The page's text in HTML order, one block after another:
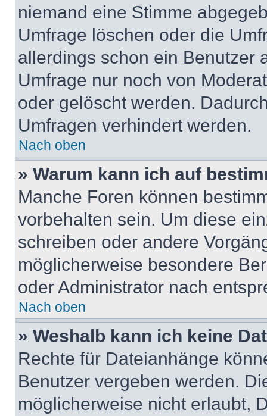
niemand eine Stimme
Umfrage löschen oder die
allerdings schon ein Benutzer
Umfrage nur noch von
oder gelöscht werden.
Umfragen verhindert werden.
Nach oben
» Warum kann ich auf
Manche Foren können
vorbehalten sein. Um diese
schreiben oder andere
möglicherweise besondere
oder Administrator nach
Nach oben
» Weshalb kann ich keine
Rechte für Dateianhänge
Benutzer vergeben werden.
möglicherweise nicht erlaubt,